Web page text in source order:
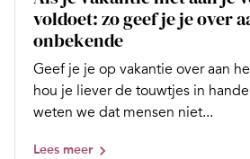
voldoet: zo geef je je over
onbekende
Geef je je op vakantie over aan
hou je liever de touwtjes in
weten we dat mensen niet...
Lees meer